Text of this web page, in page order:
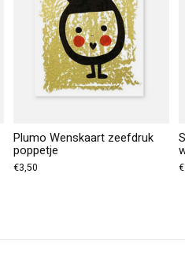
Plumo Wenskaart zeefdruk
poppetje
€3,50